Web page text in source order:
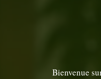
Bienvenue